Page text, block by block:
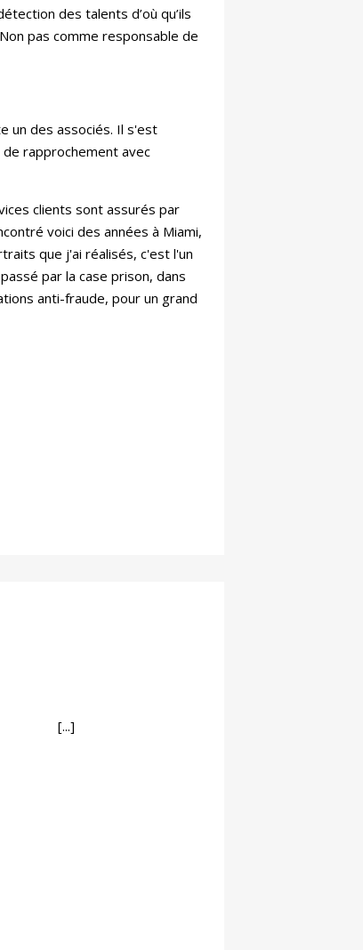
des talents d’où qu’ils
pas comme responsable de
un des associés. Il s'est
rapprochement avec
clients sont assurés par
voici des années à Miami,
que j'ai réalisés, c'est l'un
par la case prison, dans
anti-fraude, pour un grand
[...]